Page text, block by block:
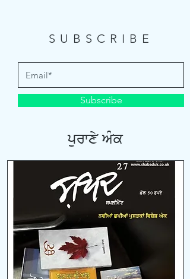
SUBSCRIBE
Subscribe
purfxy aMk